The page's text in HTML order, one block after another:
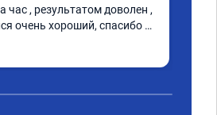
час , результатом доволен ,
очень хороший, спасибо